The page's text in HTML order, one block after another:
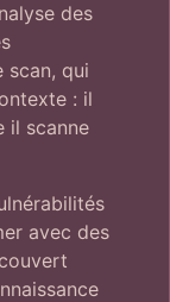
des
scan, qui
: il
il scanne
avec des